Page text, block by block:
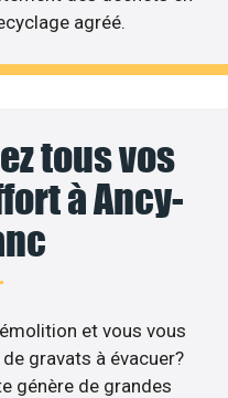
agréé.
tous vos
à Ancy-
et vous vous
gravats à évacuer?
génère de grandes